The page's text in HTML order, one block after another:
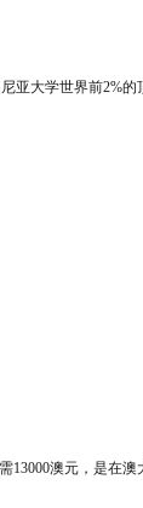
亚大学世界前2%
澳元，是在